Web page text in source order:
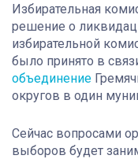
Избирательная
решение о
избирательной
было принято в
объединение
округов в один
Сейчас вопросами
выборов будет